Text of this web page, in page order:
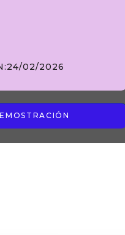
24/02/2026